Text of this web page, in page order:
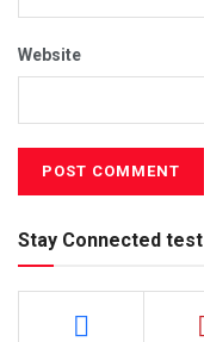
Website
Stay Connected test